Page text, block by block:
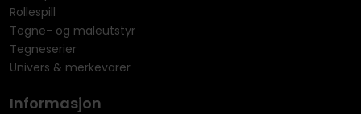
Rollespill
Tegne- og maleutstyr
Tegneserier
Univers & merkevarer
Informasjon